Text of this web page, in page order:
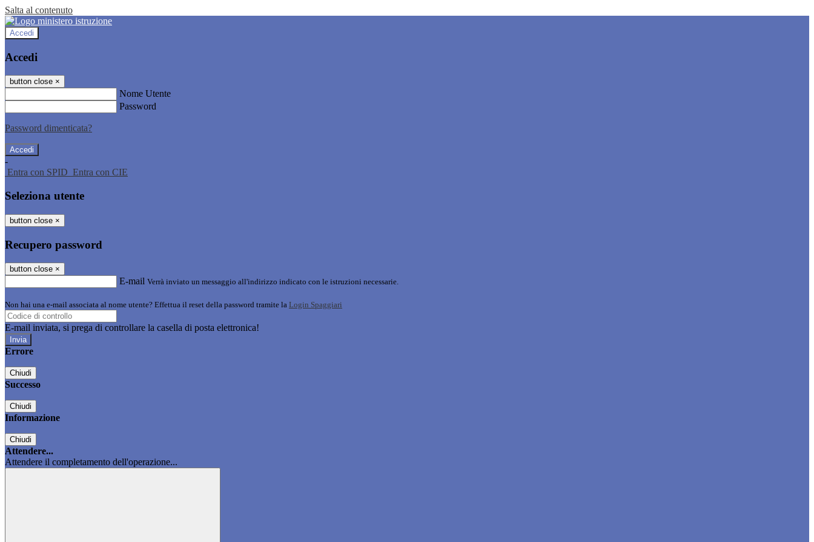
Salta al contenuto
Accedi
Accedi
button close ×
Nome Utente
Password
Password dimenticata?
-
Entra con SPID Entra con CIE
Seleziona utente
button close ×
Recupero password
button close ×
E-mail Verrà inviato un messaggio all'indirizzo indicato con le istruzioni necessarie.
Non hai una e-mail associata al nome utente? Effettua il reset della password tramite la Login Spaggiari
E-mail inviata, si prega di controllare la casella di posta elettronica!
Errore
Chiudi
Successo
Chiudi
Informazione
Chiudi
Attendere...
Attendere il completamento dell'operazione...